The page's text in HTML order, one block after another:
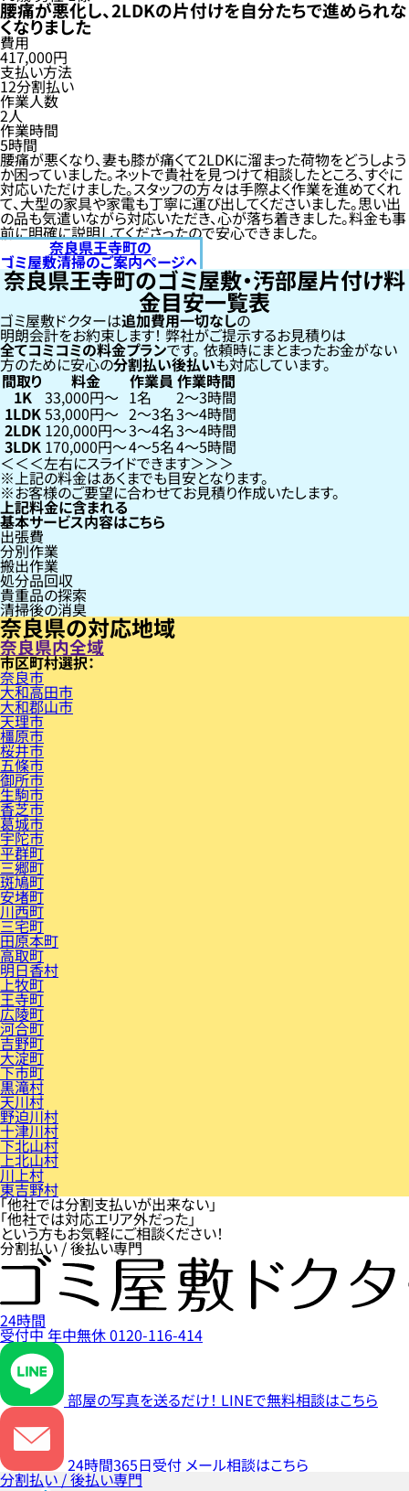
腰痛が悪化し、2LDKの片付けを自分たちで進められな
くなりました
費用
417,000円
支払い方法
12分割払い
作業人数
2人
作業時間
5時間
腰痛が悪くなり、妻も膝が痛くて2LDKに溜まった荷物をどうしよう
か困っていました。ネットで貴社を見つけて相談したところ、すぐに
対応いただけました。スタッフの方々は手際よく作業を進めてくれ
て、大型の家具や家電も丁寧に運び出してくださいました。思い出
の品も気遣いながら対応いただき、心が落ち着きました。料金も事
前に明確に説明してくださったので安心できました。
奈良県王寺町の
ゴミ屋敷清掃のご案内ページへ
奈良県王寺町のゴミ屋敷・汚部屋片付け料
金目安一覧表
ゴミ屋敷ドクターは追加費用一切なしの
明朗会計をお約束します！弊社がご提示するお見積りは
全てコミコミの料金プランです。依頼時にまとまったお金がない
方のために安心の分割払い後払いも対応しています。
間取り 料金 作業員 作業時間
1K 33,000円〜 1名 2〜3時間
1LDK53,000円〜 2〜3名3〜4時間
2LDK 120,000円〜3〜4名3〜4時間
3LDK 170,000円〜4〜5名4〜5時間
左右にスライドできます
上記の料金はあくまでも目安となります。
お客様のご要望に合わせてお見積り作成いたします。
上記料金に含まれる
基本サービス内容はこちら
出張費
分別作業
搬出作業
処分品回収
貴重品の探索
清掃後の消臭
奈良県の対応地域
奈良県内全域
市区町村
奈良市
大和高田市
大和郡山市
天理市
橿原市
桜井市
五條市
御所市
生駒市
香芝市
葛城市
宇陀市
平群町
三郷町
斑鳩町
安堵町
川西町
三宅町
田原本町
高取町
明日香村
上牧町
王寺町
広陵町
河合町
吉野町
大淀町
下市町
黒滝村
天川村
野迫川村
十津川村
下北山村
上北山村
川上村
東吉野村
「他社では分割支払いが出来ない」
「他社では対応エリア外だった」
という方もお気軽にご相談ください！
分割払い / 後払い専門
24時間
受付中年中無休0120-116-414
部屋の写真を送るだけ！ LINEで無料相談はこちら
24時間365日受付 メール相談はこちら
分割払い / 後払い専門